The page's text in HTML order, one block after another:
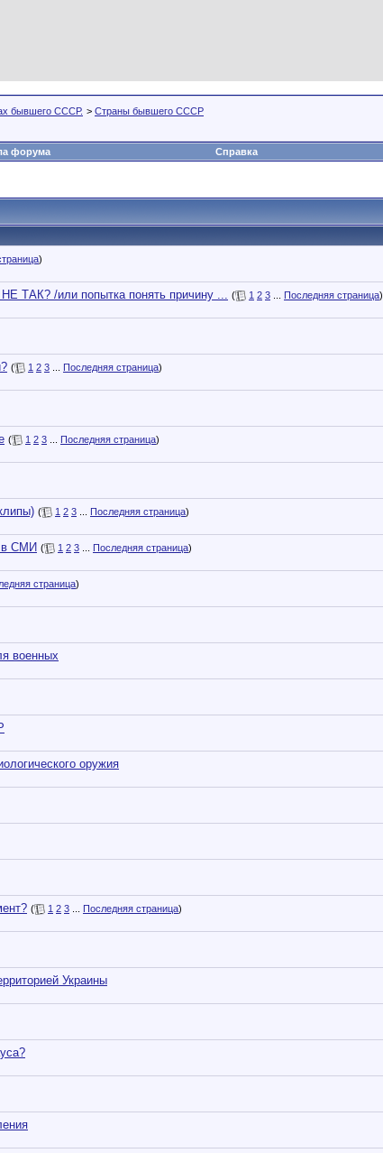
бывшего СССР. > Страны бывшего СССР
форума Справка
)
/или попытка понять причину ... ( 1 2 3 Последняя страница)
( 1 2 3 Последняя страница)
( 1 2 3 Последняя страница)
( 1 2 3 Последняя страница)
в СМИ ( 1 2 3 Последняя страница)
страница)
военных
оружия
( 1 2 3 Последняя страница)
Украины